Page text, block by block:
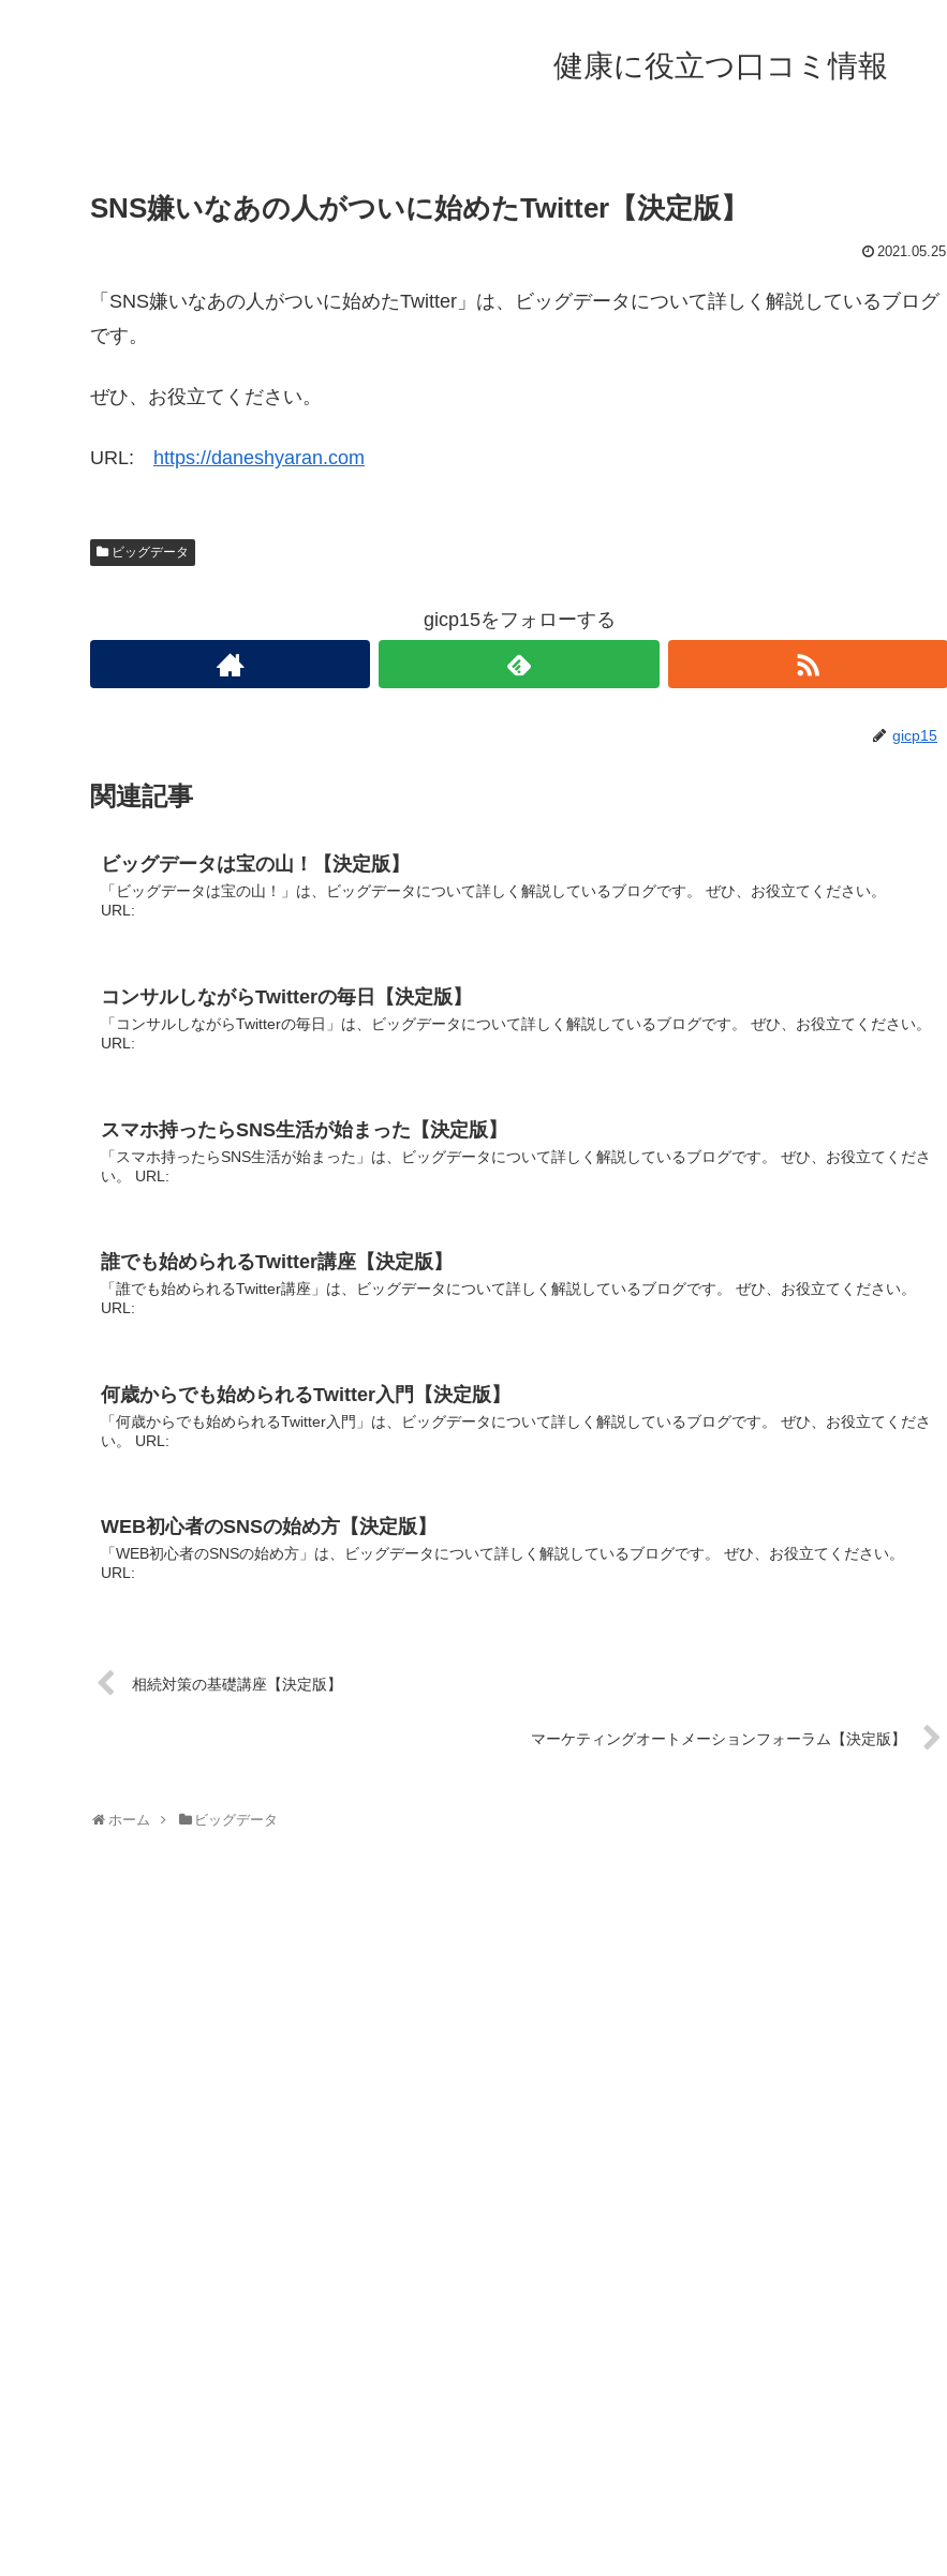
健康に役立つ口コミ情報
SNS嫌いなあの人がついに始めたTwitter【決定版】
2021.05.25
「SNS嫌いなあの人がついに始めたTwitter」は、ビッグデータについて詳しく解説しているブログ
です。
ぜひ、お役立てください。
URL: https://daneshyaran.com
ビッグデータ
gicp15をフォローする
gicp15
関連記事
ビッグデータは宝の山！【決定版】
「ビッグデータは宝の山！」は、ビッグデータについて詳しく解説しているブログです。 ぜひ、お役立てください。
URL:
コンサルしながらTwitterの毎日【決定版】
「コンサルしながらTwitterの毎日」は、ビッグデータについて詳しく解説しているブログです。 ぜひ、お役立てください。
URL:
スマホ持ったらSNS生活が始まった【決定版】
「スマホ持ったらSNS生活が始まった」は、ビッグデータについて詳しく解説しているブログです。 ぜひ、お役立てくださ
い。 URL:
誰でも始められるTwitter講座【決定版】
「誰でも始められるTwitter講座」は、ビッグデータについて詳しく解説しているブログです。 ぜひ、お役立てください。
URL:
何歳からでも始められるTwitter入門【決定版】
「何歳からでも始められるTwitter入門」は、ビッグデータについて詳しく解説しているブログです。 ぜひ、お役立てくださ
い。 URL:
WEB初心者のSNSの始め方【決定版】
「WEB初心者のSNSの始め方」は、ビッグデータについて詳しく解説しているブログです。 ぜひ、お役立てください。
URL:
相続対策の基礎講座【決定版】
マーケティングオートメーションフォーラム【決定版】
ホーム ビッグデータ